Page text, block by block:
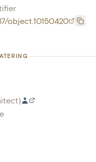
object.10150420
)